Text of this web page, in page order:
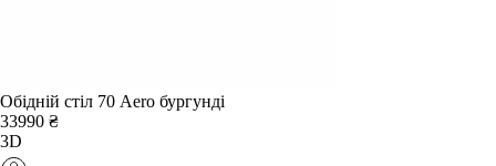
Обідній стіл 70 Aero бургунді
33990 ₴
3D